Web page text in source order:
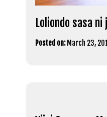
Loliondo sasa ni
Posted on: March 23,